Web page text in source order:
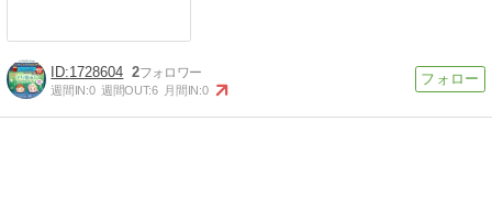
1728604 2
週間IN:0 週間OUT:6 月間IN:0